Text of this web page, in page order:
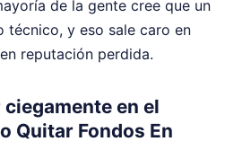
de la gente cree que un
técnico, y eso sale caro en
reputación perdida.
en el
Quitar Fondos En